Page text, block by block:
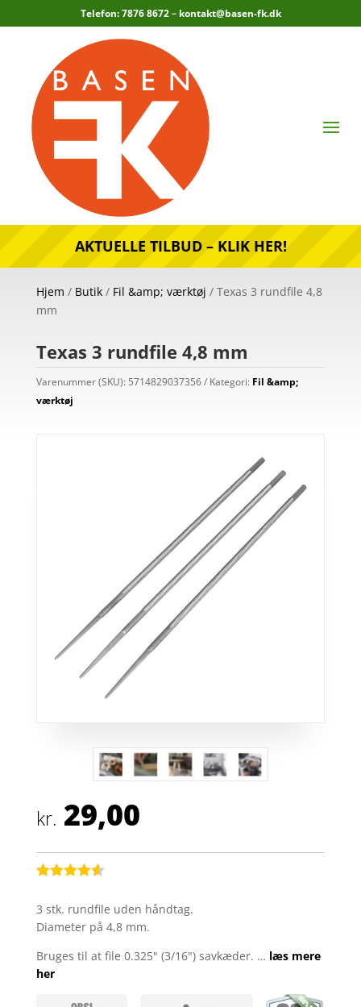
Telefon: 7876 8672 – kontakt@basen-fk.dk
AKTUELLE TILBUD – KLIK HER!
Hjem / Butik/ Fil &amp; værktøj / Texas 3 rundfile 4,8
mm
Texas 3 rundfile 4,8 mm
Varenummer (SKU): 5714829037356 Kategori: Fil &amp;
værktøj
kr. 29,00
ud af 5
baseret
kundebedø
mmelser
3 stk. rundfile uden håndtag.
Diameter på 4,8 mm.
Bruges til at file 0.325" (3/16") savkæder. … læs mere
her